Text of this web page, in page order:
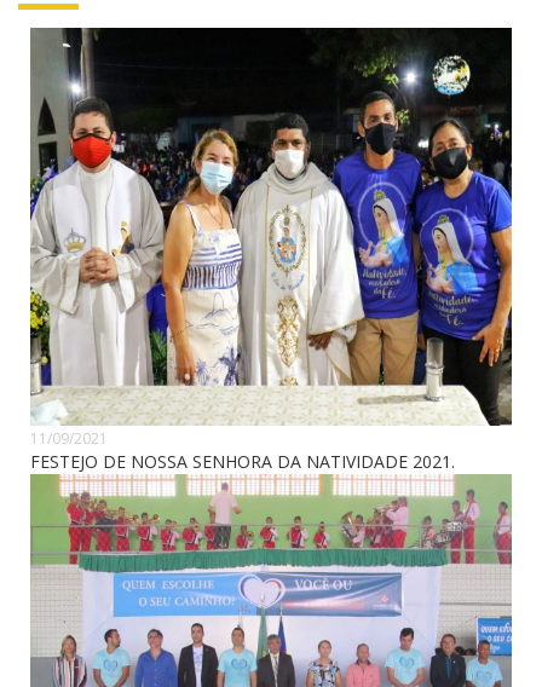
11/09/2021
FESTEJO DE NOSSA SENHORA DA NATIVIDADE 2021.